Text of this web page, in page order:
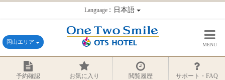
Language：日本語
岡山エリア MENU
予約確認 お気に入り 閲覧履歴 サポート・FAQ